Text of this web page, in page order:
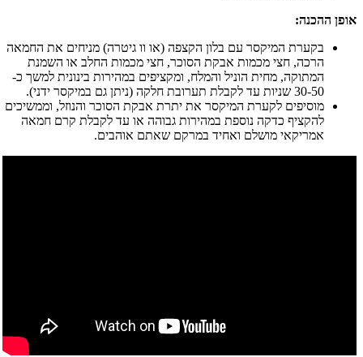
אופן ההכנה:
בקערת המיקסר עם בלון הקצפה (או וו גיטרה) מניחים את החמאה
הרכה, חצי מכמות אבקת הסוכר, חצי מכמות החלב או השמנת
המתוקה, מחית הוניל והמלח, ומקציפים במהירות בינונית למשך כ-
30-50 שניות עד לקבלת תערובת חלקה (ניתן גם במיקסר ידני).
מוסיפים לקערת המיקסר את יתרת אבקת הסוכר והנוזל, וממשיכים
להקציף כדקה נוספת במהירות גבוהה או עד לקבלת קרם חמאה
אמריקאי מושלם ואחיד במרקם שאתם אוהבים.